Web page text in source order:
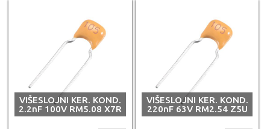
VIŠESLOJNI KER. KOND.
2.2nF 100V RM5.08 X7R
VIŠESLOJNI KER. KOND.
220nF 63V RM2.54 Z5U